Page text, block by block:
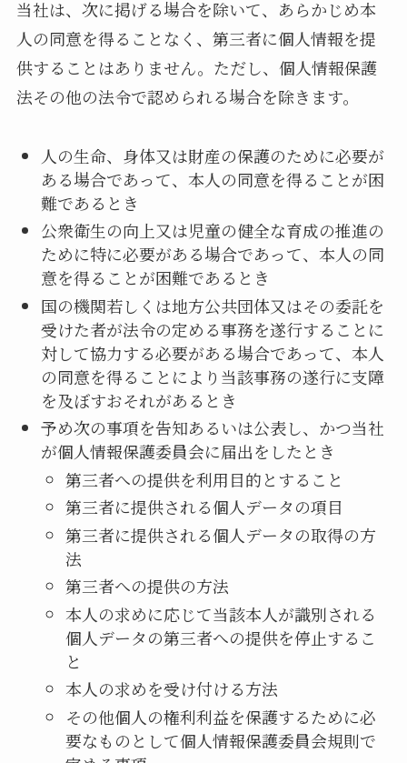
当社は、次に掲げる場合を除いて、あらかじめ本
人の同意を得ることなく、第三者に個人情報を提
供することはありません。ただし、個人情報保護
法その他の法令で認められる場合を除きます。
人の生命、身体又は財産の保護のために必要が
ある場合であって、本人の同意を得ることが困
難であるとき
公衆衛生の向上又は児童の健全な育成の推進の
ために特に必要がある場合であって、本人の同
意を得ることが困難であるとき
国の機関若しくは地方公共団体又はその委託を
受けた者が法令の定める事務を遂行することに
対して協力する必要がある場合であって、本人
の同意を得ることにより当該事務の遂行に支障
を及ぼすおそれがあるとき
予め次の事項を告知あるいは公表し、かつ当社
が個人情報保護委員会に届出をしたとき
第三者への提供を利用目的とすること
第三者に提供される個人データの項目
第三者に提供される個人データの取得の方
法
第三者への提供の方法
本人の求めに応じて当該本人が識別される
個人データの第三者への提供を停止するこ
と
本人の求めを受け付ける方法
その他個人の権利利益を保護するために必
要なものとして個人情報保護委員会規則で